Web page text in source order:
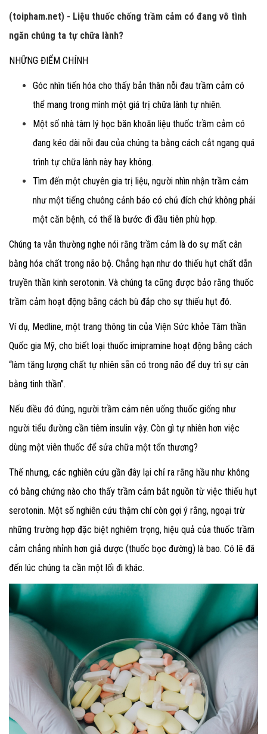
(toipham.net) - Liệu thuốc chống trầm cảm có đang vô tình
ngăn chúng ta tự chữa lành?
NHỮNG ĐIỂM CHÍNH
Góc nhìn tiến hóa cho thấy bản thân nỗi đau trầm cảm có
thể mang trong mình một giá trị chữa lành tự nhiên.
Một số nhà tâm lý học băn khoăn liệu thuốc trầm cảm có
đang kéo dài nỗi đau của chúng ta bằng cách cắt ngang quá
trình tự chữa lành này hay không.
Tìm đến một chuyên gia trị liệu, người nhìn nhận trầm cảm
như một tiếng chuông cảnh báo có chủ đích chứ không phải
một căn bệnh, có thể là bước đi đầu tiên phù hợp.
Chúng ta vẫn thường nghe nói rằng trầm cảm là do sự mất cân
bằng hóa chất trong não bộ. Chẳng hạn như do thiếu hụt chất dẫn
truyền thần kinh serotonin. Và chúng ta cũng được bảo rằng thuốc
trầm cảm hoạt động bằng cách bù đắp cho sự thiếu hụt đó.
Ví dụ, Medline, một trang thông tin của Viện Sức khỏe Tâm thần
Quốc gia Mỹ, cho biết loại thuốc imipramine hoạt động bằng cách
“làm tăng lượng chất tự nhiên sẵn có trong não để duy trì sự cân
bằng tinh thần”.
Nếu điều đó đúng, người trầm cảm nên uống thuốc giống như
người tiểu đường cần tiêm insulin vậy. Còn gì tự nhiên hơn việc
dùng một viên thuốc để sửa chữa một tổn thương?
Thế nhưng, các nghiên cứu gần đây lại chỉ ra rằng hầu như không
có bằng chứng nào cho thấy trầm cảm bắt nguồn từ việc thiếu hụt
serotonin. Một số nghiên cứu thậm chí còn gợi ý rằng, ngoại trừ
những trường hợp đặc biệt nghiêm trọng, hiệu quả của thuốc trầm
cảm chẳng nhỉnh hơn giả dược (thuốc bọc đường) là bao. Có lẽ đã
đến lúc chúng ta cần một lối đi khác.